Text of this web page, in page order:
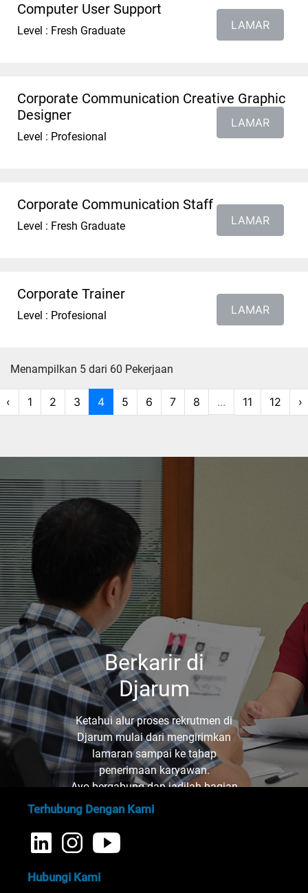
Computer User Support
Level : Fresh Graduate LAMAR
Corporate Communication Creative Graphic
Designer
Level : Profesional
LAMAR
Corporate Communication Staff
Level : Fresh Graduate LAMAR
Corporate Trainer
Level : Profesional LAMAR
Menampilkan 5 dari 60 Pekerjaan
‹ 1 2 3 4 5 6 7 8 ... 11 12 ›
Berkarir di
Djarum
Ketahui alur proses rekrutmen di
Djarum mulai dari mengirimkan
lamaran sampai ke tahap
penerimaan karyawan.
Ayo bergabung dan jadilah bagian
dari kami!
Terhubung Dengan Kami
Hubungi Kami